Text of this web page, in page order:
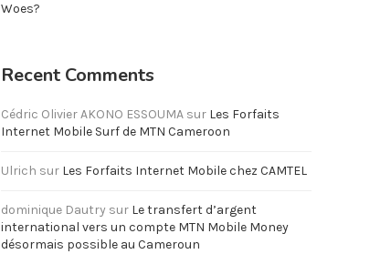
Woes?
Recent Comments
Cédric Olivier AKONO ESSOUMA sur Les Forfaits
Internet Mobile Surf de MTN Cameroon
Ulrich sur Les Forfaits Internet Mobile chez CAMTEL
dominique Dautry sur Le transfert d’argent
international vers un compte MTN Mobile Money
désormais possible au Cameroun